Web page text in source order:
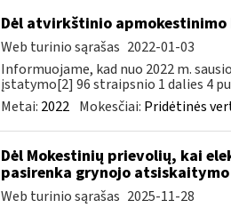
Dėl atvirkštinio apmokestinimo
Web turinio sąrašas 2022-01-03
Informuojame, kad nuo 2022 m.
įstatymo[2] 96 straipsnio 1 dalies 4
Metai: 2022 Mokesčiai: Pridėtinės
Dėl Mokestinių prievolių, kai
pasirenka grynojo
Web turinio sąrašas 2025-11-28